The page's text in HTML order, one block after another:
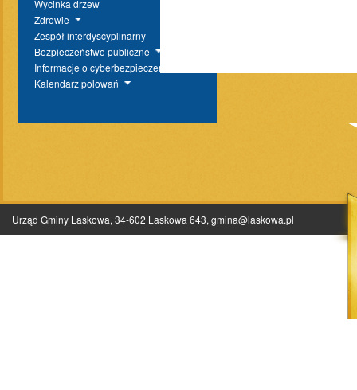
Wycinka drzew
Zdrowie
Zespół interdyscyplinarny
Bezpieczeństwo publiczne
Informacje o cyberbezpieczeństwie
Kalendarz polowań
Urząd Gminy Laskowa, 34-602 Laskowa 643, gmina@laskowa.pl